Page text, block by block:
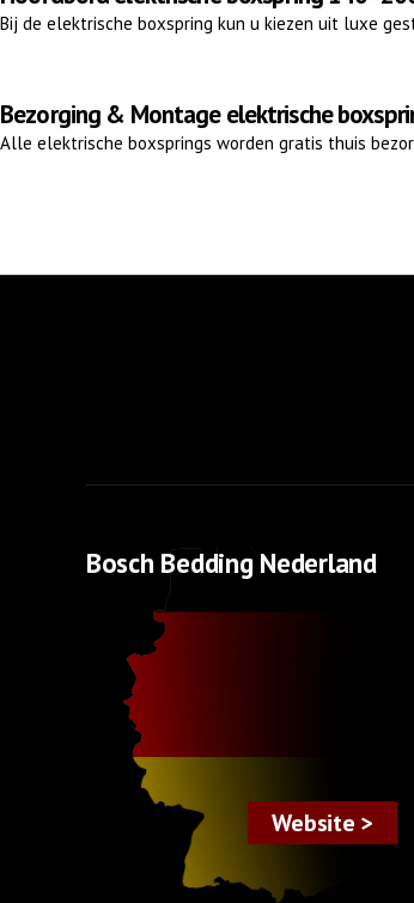
Bij de elektrische boxspring kun u kiezen uit luxe
Bezorging & Montage elektrische
Alle elektrische boxsprings worden gratis thuis
Bosch Bedding Nederland
Website >